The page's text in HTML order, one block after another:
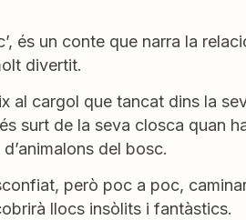
és un conte que narra la
divertit.
al cargol que tancat dins la
surt de la seva closca quan
del bosc.
però poc a poc,
llocs insòlits i fantàstics.